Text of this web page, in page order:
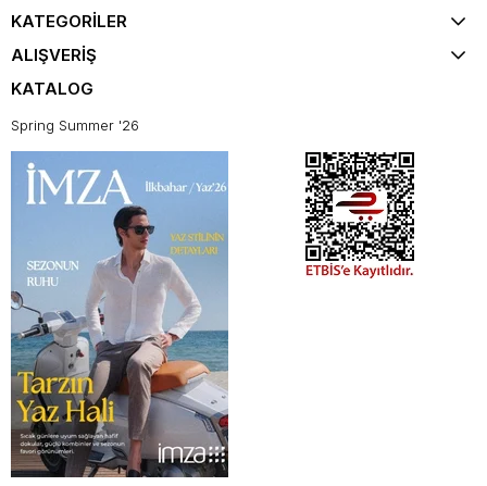
KATEGORİLER
ALIŞVERİŞ
KATALOG
Spring Summer '26